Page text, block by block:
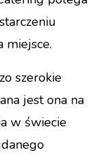
miejsce.
szerokie
jest ona na
w świecie